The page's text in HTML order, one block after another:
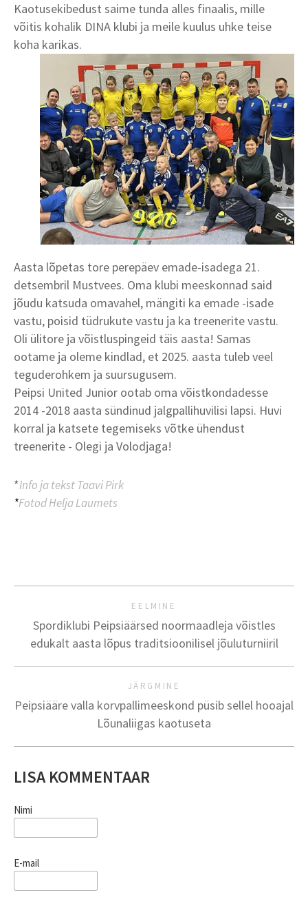
Kaotusekibedust saime tunda alles finaalis, mille
võitis kohalik DINA klubi ja meile kuulus uhke teise
koha karikas.
Aasta lõpetas tore perepäev emade-isadega 21.
detsembril Mustvees. Oma klubi meeskonnad said
jõudu katsuda omavahel, mängiti ka emade -isade
vastu, poisid tüdrukute vastu ja ka treenerite vastu.
Oli ülitore ja võistluspingeid täis aasta! Samas
ootame ja oleme kindlad, et 2025. aasta tuleb veel
teguderohkem ja suursugusem.
Peipsi United Junior ootab oma võistkondadesse
2014 -2018 aasta sündinud jalgpallihuvilisi lapsi. Huvi
korral ja katsete tegemiseks võtke ühendust
treenerite - Olegi ja Volodjaga!
*Info ja tekst Taavi Pirk
*Fotod Helja Laumets
EELMINE
Spordiklubi Peipsiäärsed noormaadleja võistles
edukalt aasta lõpus traditsioonilisel jõuluturniiril
JÄRGMINE
Peipsiääre valla korvpallimeeskond püsib sellel hooajal
Lõunaliigas kaotuseta
LISA KOMMENTAAR
Nimi
E-mail